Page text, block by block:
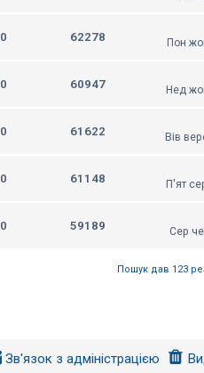
0 62278
Пон
0 60947
Нед
0 61622
Вів
0 61148
П'ят
0 59189
Сер
Пошук дав 123
Зв'язок з адміністрацією